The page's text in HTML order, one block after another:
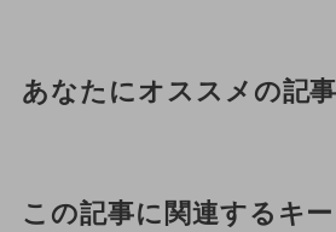
あなたにオススメの記事
この記事に関連するキ